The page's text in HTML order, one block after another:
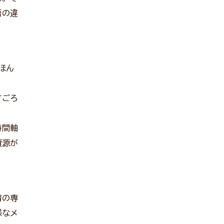
の違
ん
ろ
間軸
源が
の専
メ